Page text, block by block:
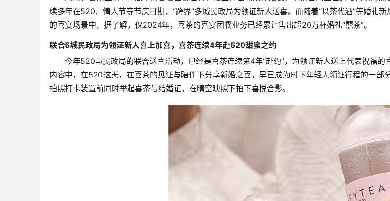
续多年在520、情人节等节庆日期，“跨界”多城民政局为领证新人送喜。而随着“以茶代酒”等婚礼
的喜宴场景中。据了解，仅2024年，喜茶的喜宴团餐业务已经累计售出超20万杯婚礼“囍茶”。
联合5城民政局为领证新人喜上加喜，喜茶连续4年赴520甜蜜之约
今年520与民政局的联合送喜活动，已经是喜茶连续第4年“赴约”，为领证新人送上代表祝福
内容中，在520这天，在喜茶的见证与陪伴下分享新婚之喜，早已成为时下年轻人领证行程的一
拍照打卡装置前同时举起喜茶与结婚证，在晴空映照下拍下喜悦合影。